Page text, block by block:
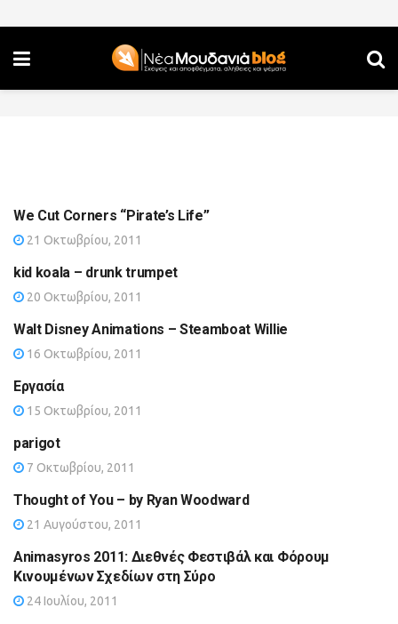
We Cut Corners “Pirate’s Life”
21 Οκτωβρίου, 2011
kid koala – drunk trumpet
20 Οκτωβρίου, 2011
Walt Disney Animations – Steamboat Willie
16 Οκτωβρίου, 2011
Εργασία
15 Οκτωβρίου, 2011
parigot
7 Οκτωβρίου, 2011
Thought of You – by Ryan Woodward
21 Αυγούστου, 2011
Animasyros 2011: Διεθνές Φεστιβάλ και Φόρουμ
Κινουμένων Σχεδίων στη Σύρο
24 Ιουλίου, 2011